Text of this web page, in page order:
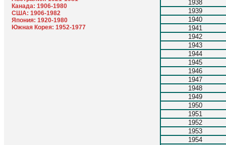
Канада: 1906-1980
США: 1906-1982
Япония: 1920-1980
Южная Корея: 1952-1977
1938
1939
1940
1941
1942
1943
1944
1945
1946
1947
1948
1949
1950
1951
1952
1953
1954